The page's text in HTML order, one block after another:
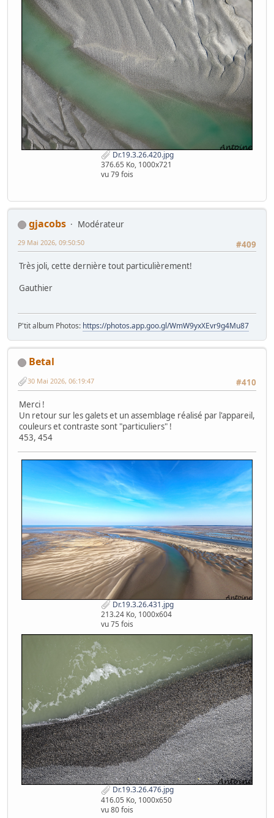
Dr.19.3.26.420.jpg
376.65 Ko, 1000x721
vu 79 fois
gjacobs
Modérateur
#409
29 Mai 2026, 09:50:50
Très joli, cette dernière tout particulièrement!
Gauthier
P'tit album Photos: https://photos.app.goo.gl/WmW9yxXEvr9g4Mu87
Betal
#410
30 Mai 2026, 06:19:47
Merci !
Un retour sur les galets et un assemblage réalisé par l'appareil,
couleurs et contraste sont "particuliers" !
453, 454
Dr.19.3.26.431.jpg
213.24 Ko, 1000x604
vu 75 fois
Dr.19.3.26.476.jpg
416.05 Ko, 1000x650
vu 80 fois